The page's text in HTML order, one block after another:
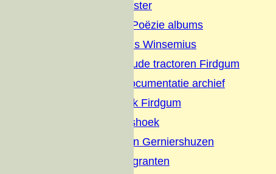
Overlijdens Register
Sikke vertelt en Poëzie albums
Dagboek Albertus Winsemius
Elfstedentocht oude tractoren Firdgum
Firdgum Foto Documentatie archief
Terpenonderzoek Firdgum
Buurtschap Dijkshoek
Boerepleatsen en Gerniershuzen
Evacues en Emigranten